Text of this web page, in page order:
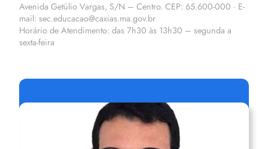
Avenida Getúlio Vargas, S/N – Centro. CEP: 65.600-000 · E-
mail: sec.educacao@caxias.ma.gov.br
Horário de Atendimento: das 7h30 às 13h30 – segunda a
sexta-feira